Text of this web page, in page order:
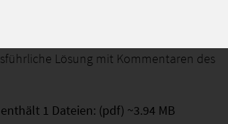
Lösung mit Kommentaren des
1 Dateien: (pdf) ~3.94 MB